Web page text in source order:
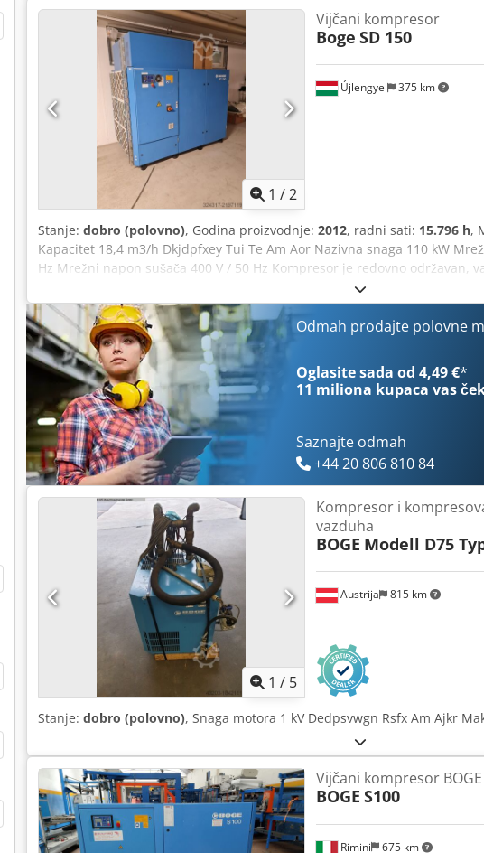
1 /2
Újlengyel 375 km
Vijčani kompresor
Boge SD 150
Stanje: dobro (polovno), Godina proizvodnje: 2012, radni sati: 15.796 h,
Kapacitet 18,4 m3/h Dkjdpfxey Tui Te Am Aor Nazivna snaga 110 kW
Hz Mrežni napon sušača 400 V / 50 Hz Kompresor je redovno održavan,
Odmah prodajte polovne
Oglasite sada od 4,49 €*
11 miliona kupaca vas
Saznajte odmah
+44 20 806 810 84
1 / 5
Austrija 815 km
Kompresor i
vazduha
BOGE Modell D75
Stanje: dobro (polovno), Snaga motora 1 kV Dedpsvwgn Rsfx Am Ajkr
Rimini 675 km
Vijčani kompresor BOGE
BOGE S100